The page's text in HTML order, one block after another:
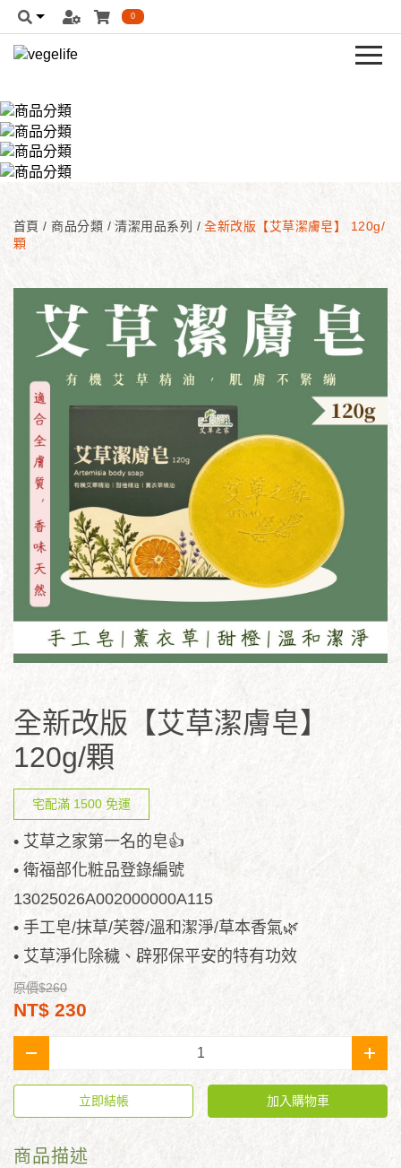
0
首頁/ 商品分類 /清潔用品系列 / 全新改版【艾草潔膚皂】 120g/
顆
全新改版【艾草潔膚皂】
120g/顆
宅配滿 1500 免運
• 艾草之家第一名的皂👍
• 衛福部化粧品登錄編號
13025026A002000000A115
• 手工皂/抹草/芙蓉/溫和潔淨/草本香氣🌿
• 艾草淨化除穢、辟邪保平安的特有功效
原價$260
NT$ 230
- +
立即結帳 加入購物車
商品描述